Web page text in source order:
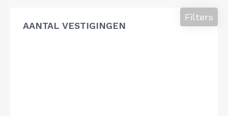
AANTAL VESTIGINGEN
Filters